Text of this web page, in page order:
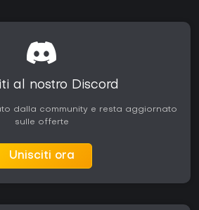
al nostro Discord
dalla community e resta aggiornato
sulle offerte
Unisciti ora